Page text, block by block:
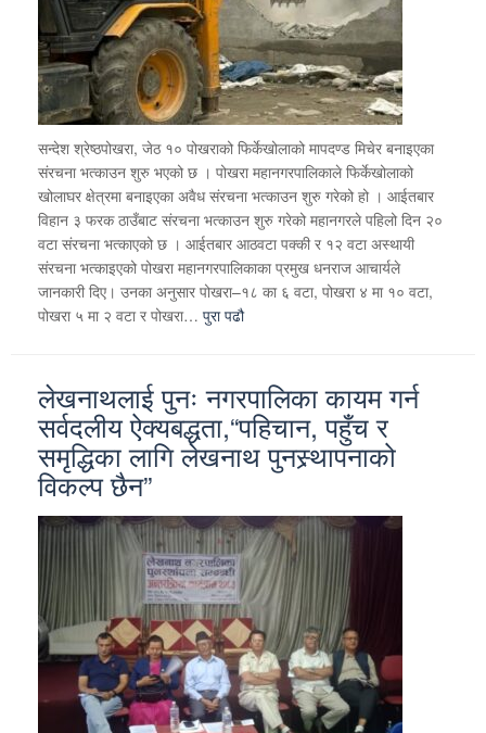
सन्देश श्रेष्ठपोखरा, जेठ १० पोखराको फिर्केखोलाको मापदण्ड मिचेर बनाइएका
संरचना भत्काउन शुरु भएको छ । पोखरा महानगरपालिकाले फिर्केखोलाको
खोलाघर क्षेत्रमा बनाइएका अवैध संरचना भत्काउन शुरु गरेको हो । आईतबार
विहान ३ फरक ठाउँबाट संरचना भत्काउन शुरु गरेको महानगरले पहिलो दिन २०
वटा संरचना भत्काएको छ । आईतबार आठवटा पक्की र १२ वटा अस्थायी
संरचना भत्काइएको पोखरा महानगरपालिकाका प्रमुख धनराज आचार्यले
जानकारी दिए। उनका अनुसार पोखरा–१८ का ६ वटा, पोखरा ४ मा १० वटा,
पोखरा ५ मा २ वटा र पोखरा… पुरा पढौ
लेखनाथलाई पुनः नगरपालिका कायम गर्न
सर्वदलीय ऐक्यबद्धता,“पहिचान, पहुँच र
समृद्धिका लागि लेखनाथ पुनस्र्थापनाको
विकल्प छैन”